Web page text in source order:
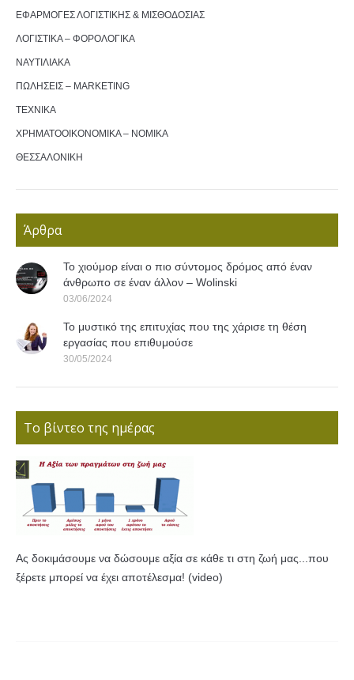
ΕΦΑΡΜΟΓΕΣ ΛΟΓΙΣΤΙΚΗΣ & ΜΙΣΘΟΔΟΣΙΑΣ
ΛΟΓΙΣΤΙΚΑ – ΦΟΡΟΛΟΓΙΚΑ
ΝΑΥΤΙΛΙΑΚΑ
ΠΩΛΗΣΕΙΣ – MARKETING
ΤΕΧΝΙΚΑ
ΧΡΗΜΑΤΟΟΙΚΟΝΟΜΙΚΑ – ΝΟΜΙΚΑ
ΘΕΣΣΑΛΟΝΙΚΗ
Άρθρα
Το χιούμορ είναι ο πιο σύντομος δρόμος από έναν
άνθρωπο σε έναν άλλον – Wolinski
03/06/2024
Το μυστικό της επιτυχίας που της χάρισε τη θέση
εργασίας που επιθυμούσε
30/05/2024
Το βίντεο της ημέρας
Ας δοκιμάσουμε να δώσουμε αξία σε κάθε τι στη ζωή μας...που
ξέρετε μπορεί να έχει αποτέλεσμα! (video)